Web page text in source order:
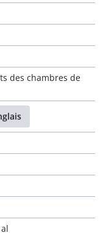
des chambres de